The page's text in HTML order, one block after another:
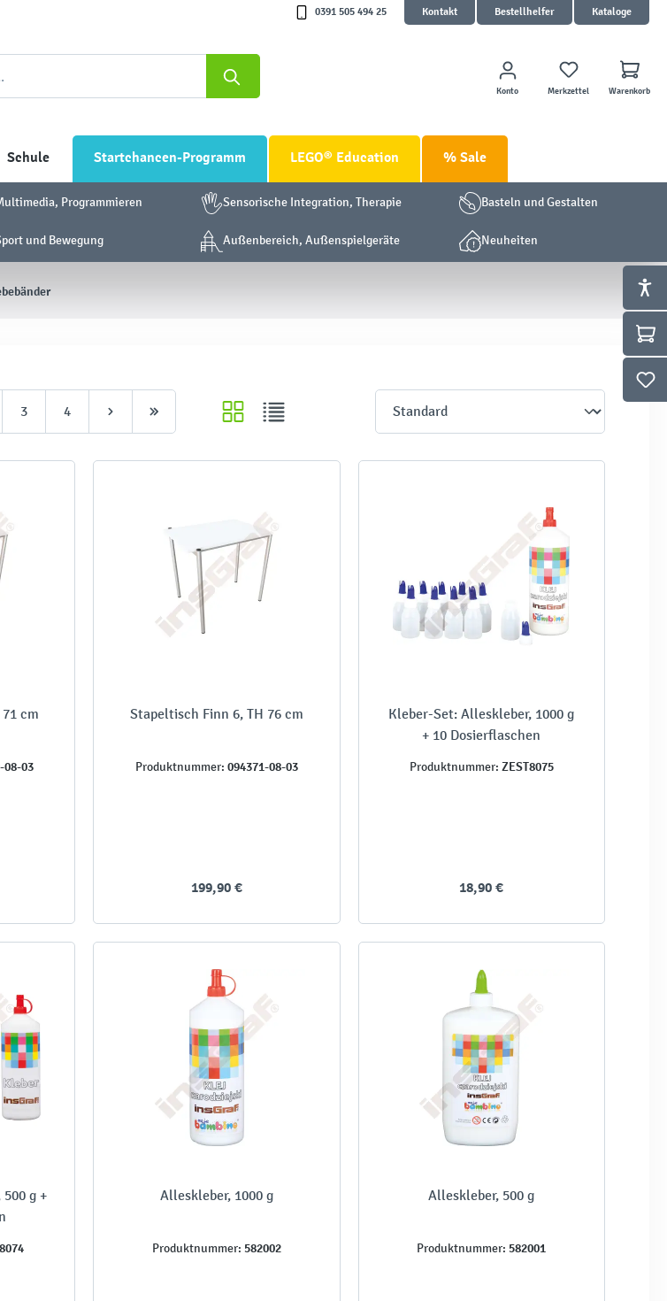
0391 505 494 25 Kontakt Bestellhelfer Kataloge
Konto Merkzettel Warenkorb
Schule Startchancen-Programm LEGO® Education % Sale
Programmieren Sensorische Integration, Therapie Basteln und Gestalten
und Bewegung Außenbereich, Außenspielgeräte Neuheiten
3 4
cm
08-03
Stapeltisch Finn 6, TH 76 cm
Produktnummer: 094371-08-03
199,90 €
Kleber-Set: Alleskleber, 1000 g
+ 10 Dosierflaschen
Produktnummer: ZEST8075
18,90 €
g +
Alleskleber, 1000 g
Produktnummer: 582002
Alleskleber, 500 g
Produktnummer: 582001